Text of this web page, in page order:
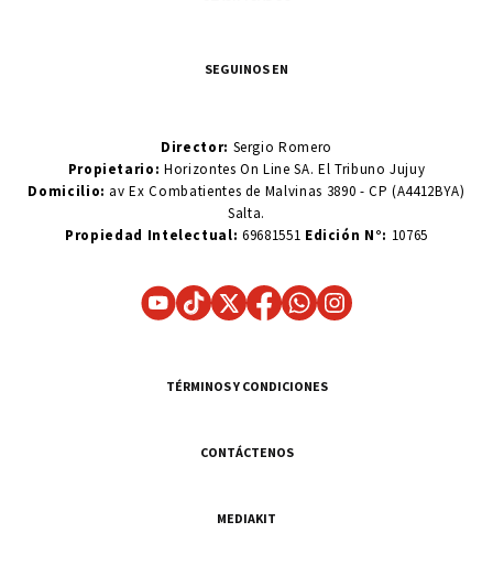
SEGUINOS EN
Director: Sergio Romero
Propietario:Horizontes On Line SA. El Tribuno Jujuy
Domicilio: av Ex Combatientes de Malvinas 3890 - CP (A4412BYA)
Salta.
Propiedad Intelectual: 69681551 Edición N°: 10765
TÉRMINOS Y CONDICIONES
CONTÁCTENOS
MEDIAKIT